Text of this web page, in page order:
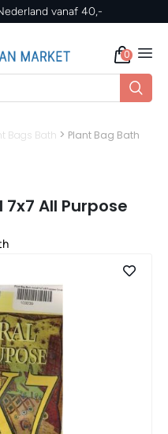
in Nederland vanaf 40,-
0
Bags Bath > Plant Bag Bath
All Purpose